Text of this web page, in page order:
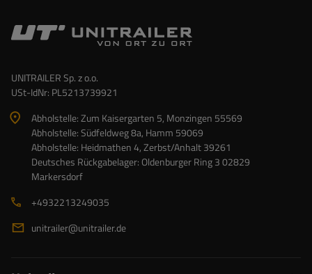
UNITRAILER Sp. z o.o.
USt-IdNr: PL5213739921
Abholstelle: Zum Kaisergarten 5, Monzingen 55569
Abholstelle: Südfeldweg 8a, Hamm 59069
Abholstelle: Heidmathen 4, Zerbst/Anhalt 39261
Deutsches Rückgabelager: Oldenburger Ring 3 02829
Markersdorf
+4932213249035
unitrailer@unitrailer.de